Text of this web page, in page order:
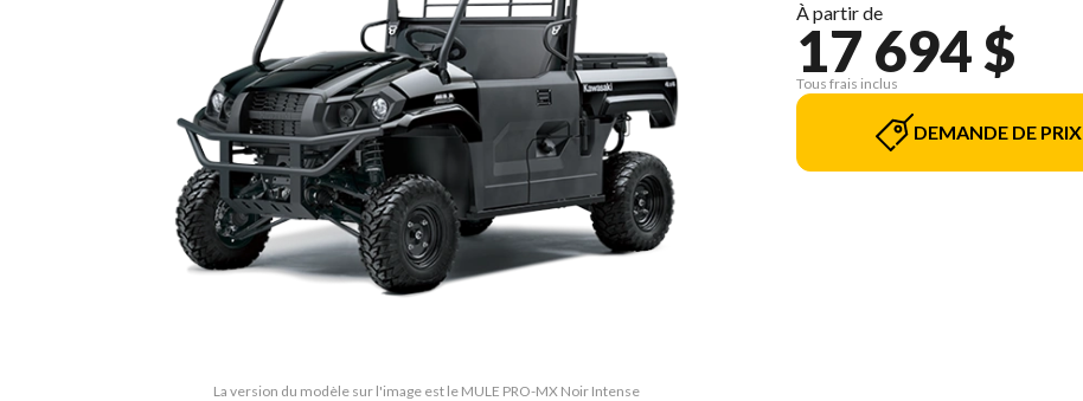
La version du modèle sur l'image est le MULE PRO-MX Noir Intense
À partir de
17 694 $
Tous frais inclus
DEMANDE DE PRIX